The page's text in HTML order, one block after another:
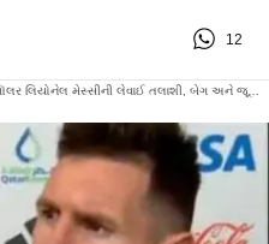
12